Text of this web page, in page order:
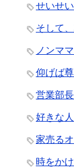
せいせ
そして
ノンマ
仰げば
営業部
好きな
家売る
時をか